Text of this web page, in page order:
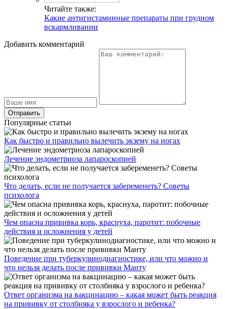
Читайте также:
Какие антигистаминные препараты при грудном
вскармливании
Добавить комментарий
Популярные статьи
Как быстро и правильно вылечить экзему на ногах
Лечение эндометриоза лапароскопией
Что делать, если не получается забеременеть? Советы
психолога
Чем опасна прививка корь, краснуха, паротит: побочные
действия и осложнения у детей
Поведение при туберкулинодиагностике, или что можно и
что нельзя делать после прививки Манту
Ответ организма на вакцинацию – какая может быть реакция
на прививку от столбняка у взрослого и ребенка?